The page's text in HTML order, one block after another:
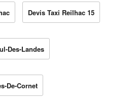
Devis Taxi Reilhac 15
Des-Landes
De-Cornet